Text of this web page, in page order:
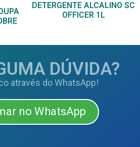
DETERGENTE ALCALINO SC
OFFICER 1L
DÚVIDA?
através do WhatsApp!
no WhatsApp